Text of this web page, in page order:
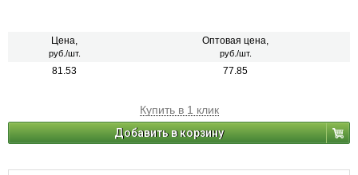
Цена,
руб./шт.
Оптовая цена,
руб./шт.
81.53 77.85
Купить в 1 клик
Добавить в корзину